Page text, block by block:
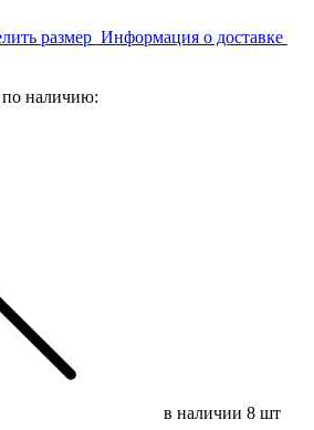
размер Информация о доставке
по наличию:
в наличии 8 шт